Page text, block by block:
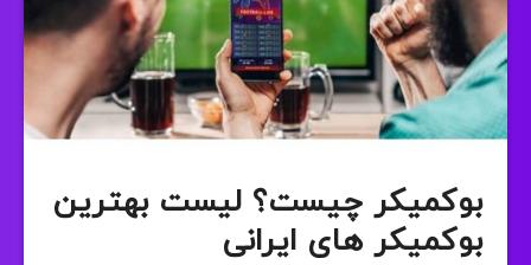
بوكميكر چیست؟ لیست بهترین
بوكميكر های ایرانی